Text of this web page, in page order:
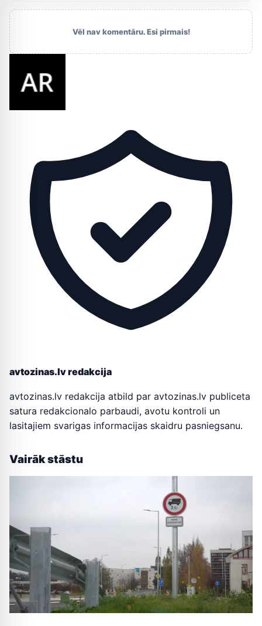
Vēl nav komentāru. Esi pirmais!
avtozinas.lv redakcija
avtozinas.lv redakcija atbild par avtozinas.lv publiceta
satura redakcionalo parbaudi, avotu kontroli un
lasitajiem svarigas informacijas skaidru pasniegsanu.
Vairāk stāstu